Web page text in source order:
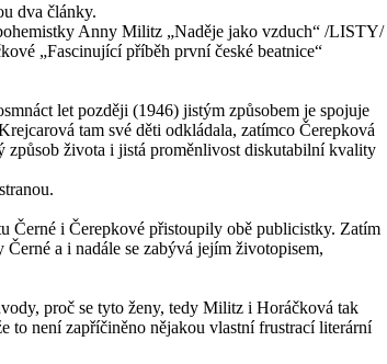
dva články.
Anny Militz „Naděje jako vzduch“ /LISTY/
„Fascinující příběh první české beatnice“
let později (1946) jistým způsobem je spojuje
tam své děti odkládala, zatímco Čerepková
způsob života i jistá proměnlivost diskutabilní kvality
Černé i Čerepkové přistoupily obě publicistky. Zatím
a i nadále se zabývá jejím životopisem,
proč se tyto ženy, tedy Militz i Horáčková tak
to není zapříčiněno nějakou vlastní frustrací literární